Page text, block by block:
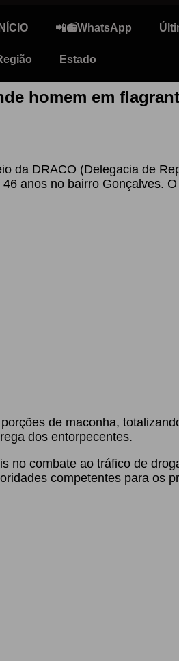
INÍCIO 📲📻WhatsApp
Estado
homem em
da DRACO (Delegacia de
anos no bairro Gonçalves.
de maconha,
dos entorpecentes.
no combate ao tráfico de
competentes para os